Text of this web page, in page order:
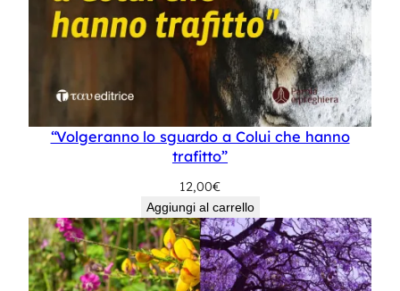
“Volgeranno lo sguardo a Colui che hanno
trafitto”
12,00€
Aggiungi al carrello